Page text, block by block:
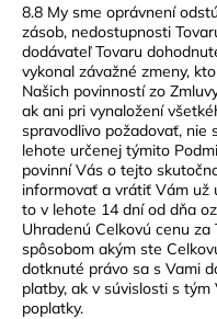
8.8 My sme oprávnení
zásob, nedostupnosti
dodávateľ Tovaru
vykonal závažné zmeny,
Našich povinností zo
ak ani pri vynaložení
spravodlivo požadovať, nie
lehote určenej týmito
povinní Vás o tejto
informovať a vrátiť Vám už
to v lehote 14 dní od dňa
Uhradenú Celkovú cenu
spôsobom akým ste
dotknuté právo sa s Vami
platby, ak v súvislosti s
poplatky.